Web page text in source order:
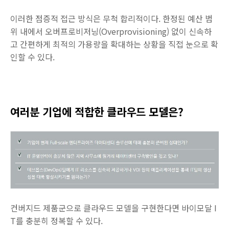
이러한 점증적 접근 방식은 무척 합리적이다. 한정된 예산 범
위 내에서 오버프로비저닝(Overprovisioning) 없이 신속하
고 간편하게 최적의 가용량을 확대하는 상황을 직접 눈으로 확
인할 수 있다.
여러분 기업에 적합한 클라우드 모델은?
컨버지드 제품군으로 클라우드 모델을 구현한다면 바이모달 I
T를 충분히 정복할 수 있다.